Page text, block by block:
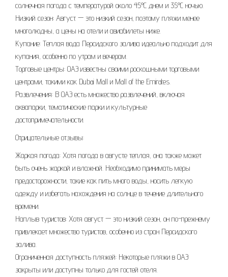
солнечная погода с температурой около 45°C днем и 35°C ночью.
Низкий сезон: Август — это низкий сезон, поэтому пляжи менее
многолюдны, а цены на отели и авиабилеты ниже.
Купание: Теплая вода Персидского залива идеально подходит для
купания, особенно по утрам и вечерам.
Торговые центры: ОАЭ известны своими роскошными торговыми
центрами, такими как Dubai Mall и Mall of the Emirates.
Развлечения: В ОАЭ есть множество развлечений, включая
аквапарки, тематические парки и культурные
достопримечательности.
Отрицательные отзывы:
Жаркая погода: Хотя погода в августе теплая, она также может
быть очень жаркой и влажной. Необходимо принимать меры
предосторожности, такие как пить много воды, носить легкую
одежду и избегать нахождения на солнце в течение длительного
времени.
Наплыв туристов: Хотя август — это низкий сезон, он по-прежнему
привлекает множество туристов, особенно из стран Персидского
залива.
Ограниченная доступность пляжей: Некоторые пляжи в ОАЭ
закрыты или доступны только для гостей отеля.